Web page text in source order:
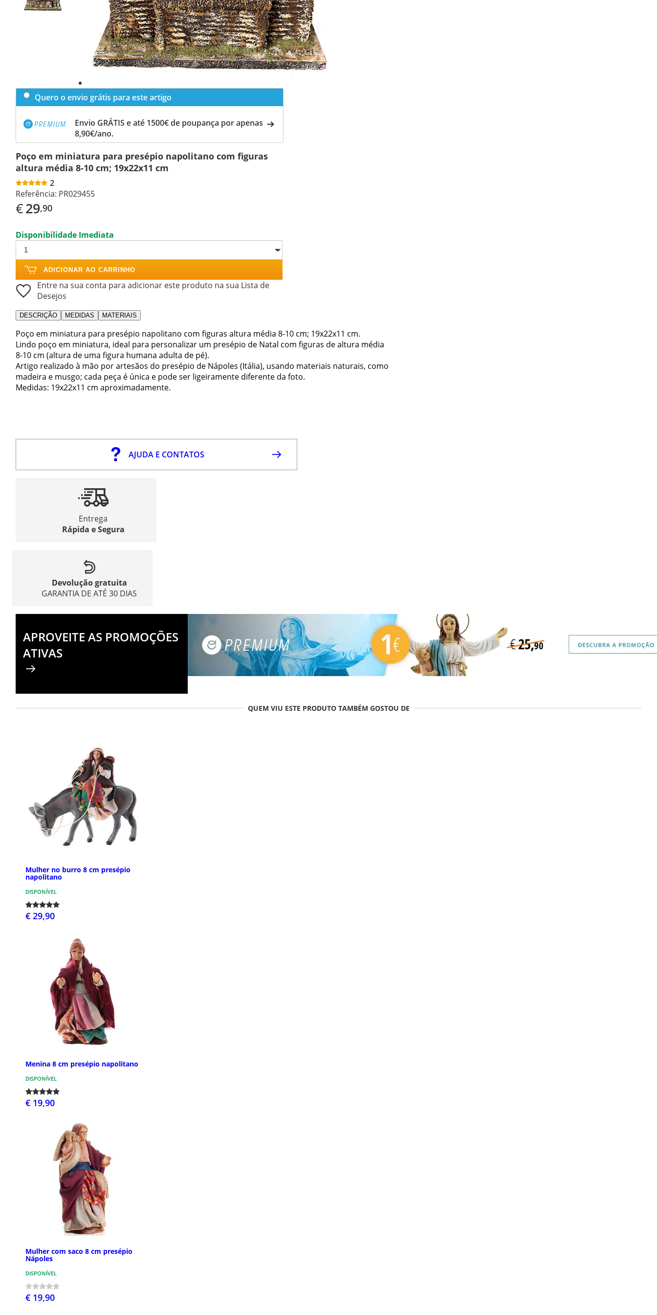
Quero o envio grátis para este artigo
Envio GRÁTIS e até 1500€ de poupança por apenas
8,90€/ano.
Poço em miniatura para presépio napolitano com figuras
altura média 8-10 cm; 19x22x11 cm
2
Referência: PR029455
€29,90
Disponibilidade Imediata
ADICIONAR AO CARRINHO
Entre na sua conta para adicionar este produto na sua Lista de
Desejos
DESCRIÇÃO MEDIDAS MATERIAIS
Poço em miniatura para presépio napolitano com figuras altura média 8-10 cm; 19x22x11 cm.
Lindo poço em miniatura, ideal para personalizar um presépio de Natal com figuras de altura média
8-10 cm (altura de uma figura humana adulta de pé).
Artigo realizado à mão por artesãos do presépio de Nápoles (Itália), usando materiais naturais, como
madeira e musgo; cada peça é única e pode ser ligeiramente diferente da foto.
Medidas: 19x22x11 cm aproximadamente.
AJUDA E CONTATOS
Entrega
Rápida e Segura
Devolução gratuita
GARANTIA DE ATÉ 30 DIAS
APROVEITE AS PROMOÇÕES
ATIVAS
QUEM VIU ESTE PRODUTO TAMBÉM GOSTOU DE
Mulher no burro 8 cm presépio
napolitano
DISPONÍVEL
€ 29,90
Menina 8 cm presépio napolitano
DISPONÍVEL
€ 19,90
Mulher com saco 8 cm presépio
Nápoles
DISPONÍVEL
€ 19,90